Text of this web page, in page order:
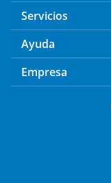
Servicios
Ayuda
Empresa